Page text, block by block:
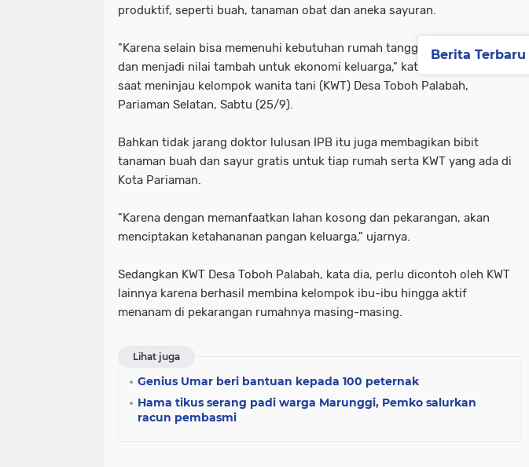
produktif, seperti buah, tanaman obat dan aneka sayuran.
"Karena selain bisa memenuhi kebutuhan rumah tangga juga bisa dijual
dan menjadi nilai tambah untuk ekonomi keluarga," kata Genius Umar
saat meninjau kelompok wanita tani (KWT) Desa Toboh Palabah,
Pariaman Selatan, Sabtu (25/9).
Bahkan tidak jarang doktor lulusan IPB itu juga membagikan bibit
tanaman buah dan sayur gratis untuk tiap rumah serta KWT yang ada di
Kota Pariaman.
"Karena dengan memanfaatkan lahan kosong dan pekarangan, akan
menciptakan ketahananan pangan keluarga," ujarnya.
Sedangkan KWT Desa Toboh Palabah, kata dia, perlu dicontoh oleh KWT
lainnya karena berhasil membina kelompok ibu-ibu hingga aktif
menanam di pekarangan rumahnya masing-masing.
Lihat juga
Genius Umar beri bantuan kepada 100 peternak
Hama tikus serang padi warga Marunggi, Pemko salurkan
racun pembasmi
Berita Terbaru